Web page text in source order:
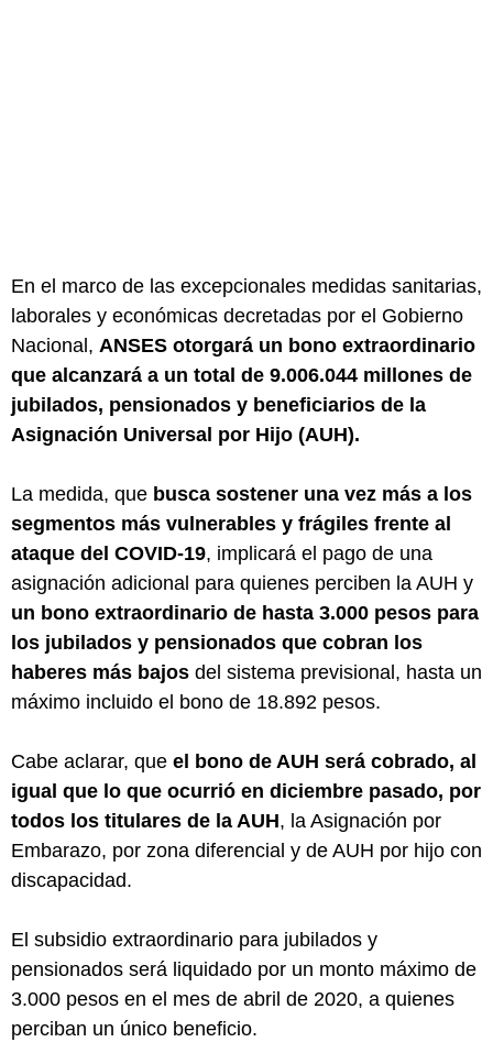
En el marco de las excepcionales medidas sanitarias,
laborales y económicas decretadas por el Gobierno
Nacional, ANSES otorgará un bono extraordinario
que alcanzará a un total de 9.006.044 millones de
jubilados, pensionados y beneficiarios de la
Asignación Universal por Hijo (AUH).
La medida, que busca sostener una vez más a los
segmentos más vulnerables y frágiles frente al
ataque del COVID-19, implicará el pago de una
asignación adicional para quienes perciben la AUH y
un bono extraordinario de hasta 3.000 pesos para
los jubilados y pensionados que cobran los
haberes más bajos del sistema previsional, hasta un
máximo incluido el bono de 18.892 pesos.
Cabe aclarar, que el bono de AUH será cobrado, al
igual que lo que ocurrió en diciembre pasado, por
todos los titulares de la AUH, la Asignación por
Embarazo, por zona diferencial y de AUH por hijo con
discapacidad.
El subsidio extraordinario para jubilados y
pensionados será liquidado por un monto máximo de
3.000 pesos en el mes de abril de 2020, a quienes
perciban un único beneficio.